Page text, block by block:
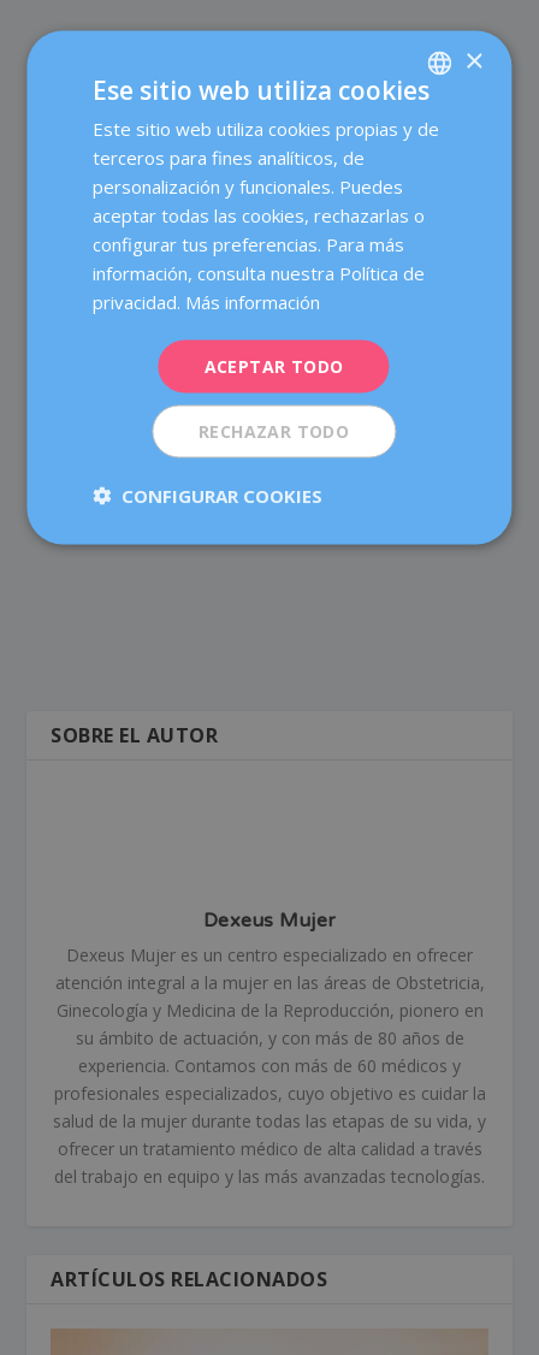
2 COMENTARIOS
MariaPilar el 27 agosto, 2016 a las 6:01 pm
Difícil tarea pero no imposible la conciliación laboral y
familiar sin renunciar a proyectos profesionales
#YoNoRenuncio
Buen artículo, felicidades de parte del equipo de
http://www.mujerysalud.es/
Salud de la Mujer Dexeus el 13 septiembre,
2016 a las 5:01 pm
SOBRE EL AUTOR
Dexeus Mujer
Dexeus Mujer es un centro especializado en ofrecer
atención integral a la mujer en las áreas de Obstetricia,
Ginecología y Medicina de la Reproducción, pionero en
su ámbito de actuación, y con más de 80 años de
experiencia. Contamos con más de 60 médicos y
profesionales especializados, cuyo objetivo es cuidar la
salud de la mujer durante todas las etapas de su vida, y
ofrecer un tratamiento médico de alta calidad a través
del trabajo en equipo y las más avanzadas tecnologías.
ARTÍCULOS RELACIONADOS
SPANISH
×
Ese sitio web utiliza cookies
Este sitio web utiliza cookies propias y de
terceros para fines analíticos, de
personalización y funcionales. Puedes
aceptar todas las cookies, rechazarlas o
configurar tus preferencias. Para más
información, consulta nuestra Política de
privacidad. Más información
ACEPTAR TODO
RECHAZAR TODO
CONFIGURAR COOKIES